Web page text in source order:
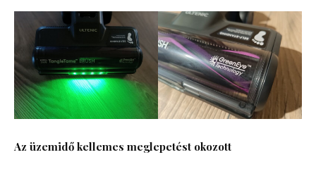
Az üzemidő kellemes meglepetést okozott